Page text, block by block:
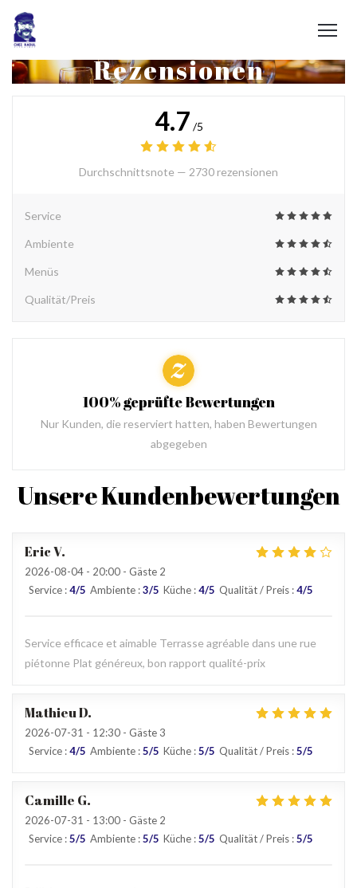
Rezensionen
Unsere Kundenbewertungen
EricV
2026-08-04 - 20:00 - Gäste 2
Service :4/5 Ambiente :3/5 Küche :4/5 Qualität / Preis :4/5
Service efficace et aimable Terrasse agréable dans une rue
piétonne Plat généreux, bon rapport qualité-prix
MathieuD
2026-07-31 - 12:30 - Gäste 3
Service :4/5 Ambiente :5/5 Küche :5/5 Qualität / Preis :5/5
Camille G
2026-07-31 - 13:00 - Gäste 2
Service :5/5 Ambiente :5/5 Küche :5/5 Qualität / Preis :5/5
4.7 /5
Durchschnittsnote — 2730 rezensionen
Service
Ambiente
Menüs
Qualität/Preis
100% geprüfte Bewertungen
Nur Kunden, die reserviert hatten, haben Bewertungen
abgegeben